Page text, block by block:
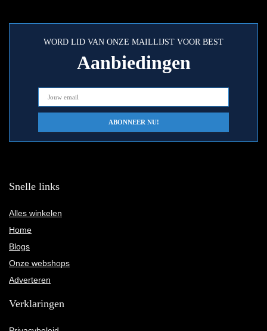
WORD LID VAN ONZE MAILLIJST VOOR BEST
Aanbiedingen
Snelle links
Alles winkelen
Home
Blogs
Onze webshops
Adverteren
Verklaringen